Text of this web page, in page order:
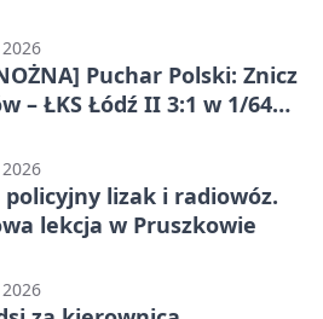
Puchar Polski: Znicz
– ŁKS Łódź II 3:1 w 1/64
policyjny lizak i radiowóz.
lekcja w Pruszkowie